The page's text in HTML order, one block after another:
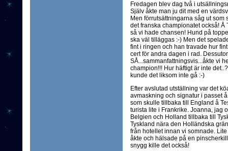
Fredagen blev dag två i
Själv åkte man ju dit med en
Men förrutsättningarna såg ut som
det franska championatet också!
så vi hade chansen! Hund på
ska väl tilläggas :-) Men det
fint i ringen och han travade hur
cert för andra dagen i rad.
SÅ...sammanfattningsvis...åkte vi
champion!!! Hur häftigt är inte
kunde det liksom inte gå :-)
Efter avslutad utställning var det
avmaskning och signatur i passet
som skulle tillbaka till England å
turista lite i Frankrike. Joanna, jag
Belgien och Holland tillbaka till
Tyskland nära den Holländska
från hotellet innan vi somnade.
åkte och hälsade på en
snygg kille det också!